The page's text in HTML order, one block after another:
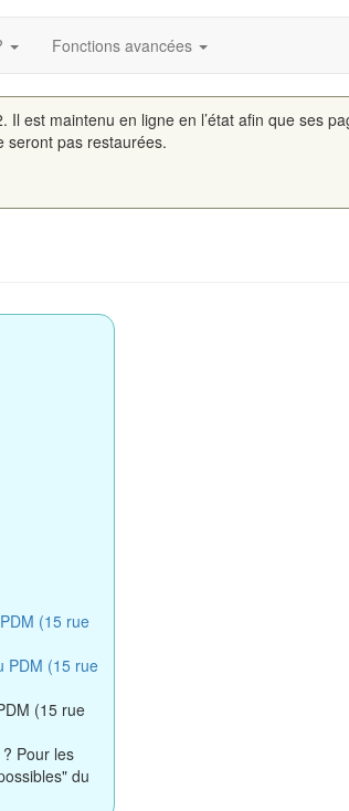
Fonctions avancées
est maintenu en ligne en l’état afin que ses
seront pas restaurées.
(15 rue
PDM (15 rue
(15 rue
Pour les
du